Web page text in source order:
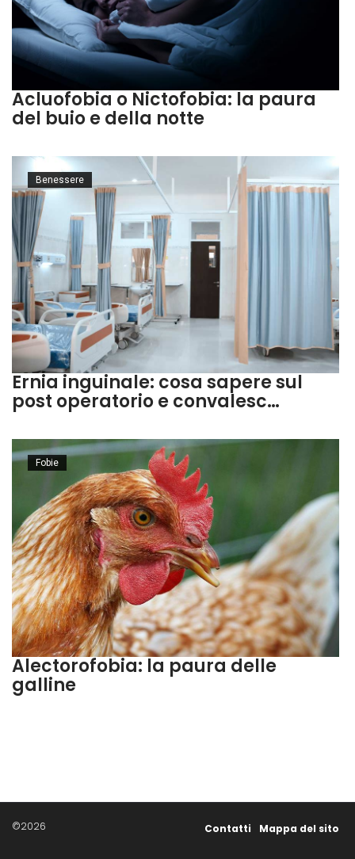
Acluofobia o Nictofobia: la paura
del buio e della notte
Ernia inguinale: cosa sapere sul
post operatorio e convalesc…
Benessere
Alectorofobia: la paura delle
galline
Fobie
©2026 Contatti Mappa del sito